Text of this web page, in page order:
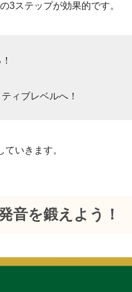
3ステップが効果的です。
ィブレベルへ！
いきます。
音を鍛えよう！